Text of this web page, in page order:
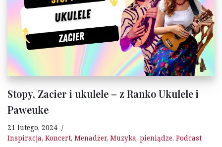
Stopy, Zacier i ukulele – z Ranko Ukulele i
Paweuke
21 lutego, 2024
Inspiracja, Koncert, Menadżer, Muzyka, pieniądze, Podcast